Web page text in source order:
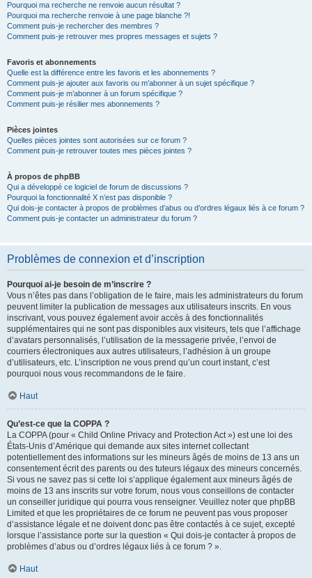
Pourquoi ma recherche ne renvoie aucun résultat ?
Pourquoi ma recherche renvoie à une page blanche ?!
Comment puis-je rechercher des membres ?
Comment puis-je retrouver mes propres messages et sujets ?
Favoris et abonnements
Quelle est la différence entre les favoris et les abonnements ?
Comment puis-je ajouter aux favoris ou m’abonner à un sujet spécifique ?
Comment puis-je m’abonner à un forum spécifique ?
Comment puis-je résilier mes abonnements ?
Pièces jointes
Quelles pièces jointes sont autorisées sur ce forum ?
Comment puis-je retrouver toutes mes pièces jointes ?
À propos de phpBB
Qui a développé ce logiciel de forum de discussions ?
Pourquoi la fonctionnalité X n’est pas disponible ?
Qui dois-je contacter à propos de problèmes d’abus ou d’ordres légaux liés à ce forum ?
Comment puis-je contacter un administrateur du forum ?
Problèmes de connexion et d’inscription
Pourquoi ai-je besoin de m’inscrire ?
Vous n’êtes pas dans l’obligation de le faire, mais les administrateurs du forum
peuvent limiter la publication de messages aux utilisateurs inscrits. En vous
inscrivant, vous pouvez également avoir accès à des fonctionnalités
supplémentaires qui ne sont pas disponibles aux visiteurs, tels que l’affichage
d’avatars personnalisés, l’utilisation de la messagerie privée, l’envoi de
courriers électroniques aux autres utilisateurs, l’adhésion à un groupe
d’utilisateurs, etc. L’inscription ne vous prend qu’un court instant, c’est
pourquoi nous vous recommandons de le faire.
Haut
Qu’est-ce que la COPPA ?
La COPPA (pour « Child Online Privacy and Protection Act ») est une loi des
États-Unis d’Amérique qui demande aux sites internet collectant
potentiellement des informations sur les mineurs âgés de moins de 13 ans un
consentement écrit des parents ou des tuteurs légaux des mineurs concernés.
Si vous ne savez pas si cette loi s’applique également aux mineurs âgés de
moins de 13 ans inscrits sur votre forum, nous vous conseillons de contacter
un conseiller juridique qui pourra vous renseigner. Veuillez noter que phpBB
Limited et que les propriétaires de ce forum ne peuvent pas vous proposer
d’assistance légale et ne doivent donc pas être contactés à ce sujet, excepté
lorsque l’assistance porte sur la question « Qui dois-je contacter à propos de
problèmes d’abus ou d’ordres légaux liés à ce forum ? ».
Haut